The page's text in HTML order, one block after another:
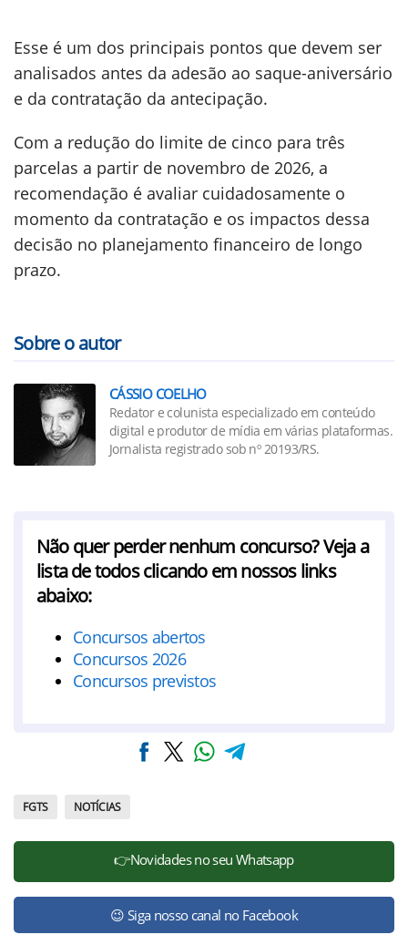
Esse é um dos principais pontos que devem ser
analisados antes da adesão ao saque-aniversário
e da contratação da antecipação.
Com a redução do limite de cinco para três
parcelas a partir de novembro de 2026, a
recomendação é avaliar cuidadosamente o
momento da contratação e os impactos dessa
decisão no planejamento financeiro de longo
prazo.
Sobre o autor
CÁSSIO COELHO
Redator e colunista especializado em conteúdo
digital e produtor de mídia em várias plataformas.
Jornalista registrado sob nº 20193/RS.
Não quer perder nenhum concurso? Veja a
lista de todos clicando em nossos links
abaixo:
Concursos abertos
Concursos 2026
Concursos previstos
FGTS NOTÍCIAS
👉Novidades no seu Whatsapp
😉 Siga nosso canal no Facebook